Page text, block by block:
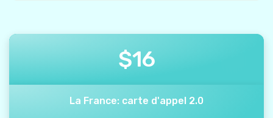
$16
La France: carte d'appel 2.0